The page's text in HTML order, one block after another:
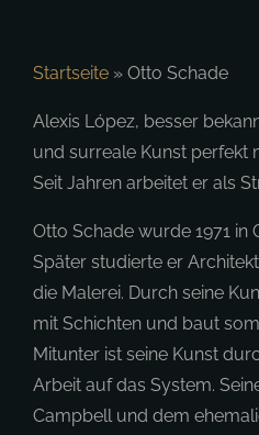
Startseite » Otto Schade
Alexis López, besser
und surreale Kunst perfekt
Seit Jahren arbeitet er als
Otto Schade wurde 1971 in
Später studierte er
die Malerei. Durch seine
mit Schichten und baut
Mitunter ist seine Kunst
Arbeit auf das System.
Campbell und dem